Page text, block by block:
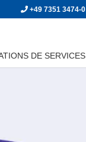
+49 7351 3474-0
DE SERVICES